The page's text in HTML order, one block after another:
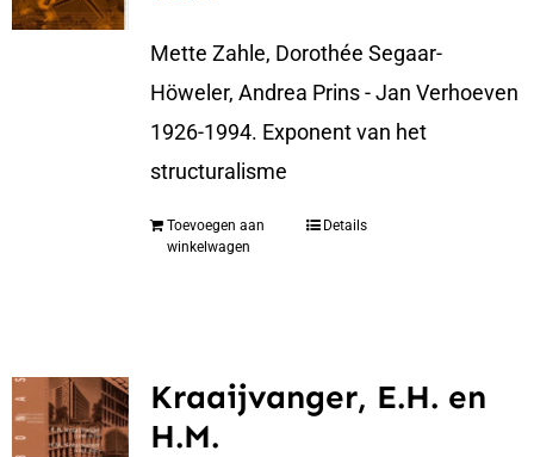
Mette Zahle, Dorothée Segaar-
Höweler, Andrea Prins - Jan Verhoeven
1926-1994. Exponent van het
structuralisme
Toevoegen aan
winkelwagen
Details
Kraaijvanger, E.H. en
H.M.